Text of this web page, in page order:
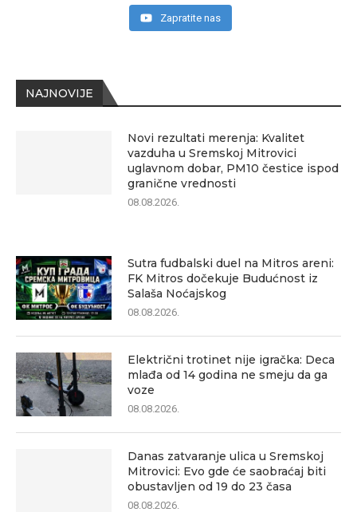
NAJNOVIJE
Novi rezultati merenja: Kvalitet
vazduha u Sremskoj Mitrovici
uglavnom dobar, PM10 čestice ispod
granične vrednosti
08.08.2026.
Sutra fudbalski duel na Mitros areni:
FK Mitros dočekuje Budućnost iz
Salaša Noćajskog
08.08.2026.
Električni trotinet nije igračka: Deca
mlađa od 14 godina ne smeju da ga
voze
08.08.2026.
Danas zatvaranje ulica u Sremskoj
Mitrovici: Evo gde će saobraćaj biti
obustavljen od 19 do 23 časa
08.08.2026.
Zapratite nas